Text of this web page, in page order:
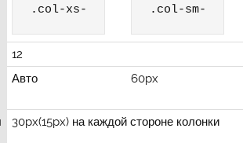
.col-xs- .col-sm-
12
Авто 60px
30px(15px) на каждой стороне колонки